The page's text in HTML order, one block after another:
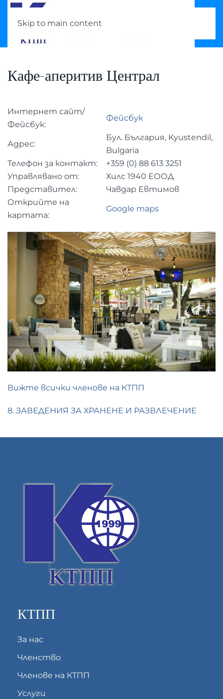
Skip to main content
Кафе-аперитив Централ
Интернет сайт/
Фейсбук:
Фейсбук
Адрес:
Бул. България, Kyustendil,
Bulgaria
Телефон за контакт:
+359 (0) 88 613 3251
Управлявано от:
Хилс 1940 ЕООД
Представител:
Чавдар Евтимов
Открийте на
картата:
Google maps
Вижте всички членове на КТПП
8. ЗАВЕДЕНИЯ ЗА ХРАНЕНЕ И РАЗВЛЕЧЕНИЕ
КТПП
За нас
Членство
Членове на КТПП
Услуги